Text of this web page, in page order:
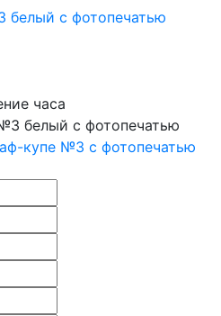
с фотопечатью
часа
белый с фотопечатью